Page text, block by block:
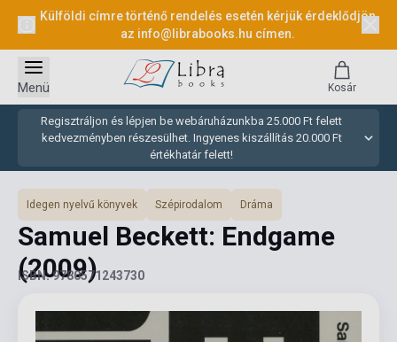
Külföldi címre történő rendelés esetén kérjük érdeklődjön
az info@librabooks.hu címen.
Regisztráljon és lépjen be webáruházunkba 25.000 Ft felett
kedvezményben részesülhet. Ingyenes kiszállítás 20.000 Ft
értékhatár felett!
Menü Kosár
Idegen nyelvű könyvek Szépirodalom Dráma
Samuel Beckett: Endgame
(2009)
ISBN: 9780571243730